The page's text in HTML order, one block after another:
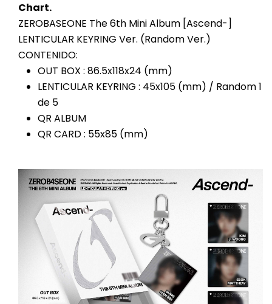
Chart.
ZEROBASEONE The 6th Mini Album [Ascend-]
LENTICULAR KEYRING Ver. (Random Ver.)
CONTENIDO:
OUT BOX : 86.5x118x24 (mm)
LENTICULAR KEYRING : 45x105 (mm) / Random 1
de 5
QR ALBUM
QR CARD : 55x85 (mm)